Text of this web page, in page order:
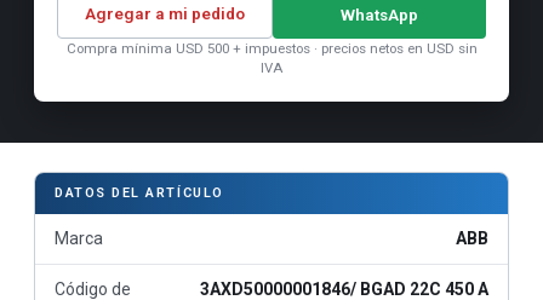
Agregar a mi pedido WhatsApp
Compra mínima USD 500 + impuestos · precios netos en USD sin
IVA
DATOS DEL ARTÍCULO
Marca ABB
Código de
3AXD50000001846/ BGAD 22C 450 A